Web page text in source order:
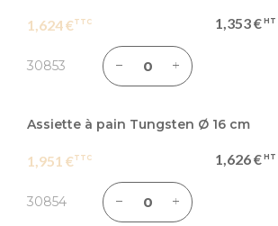
1,624 € 1,353 €
30853
Assiette à pain Tungsten Ø 16 cm
1,951 € 1,626 €
30854